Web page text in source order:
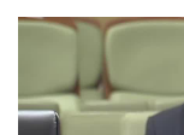
Video